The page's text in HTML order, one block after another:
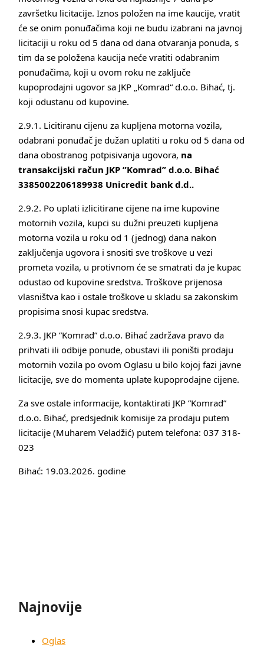
završetku licitacije. Iznos položen na ime kaucije, vratit
će se onim ponuđačima koji ne budu izabrani na javnoj
licitaciji u roku od 5 dana od dana otvaranja ponuda, s
tim da se položena kaucija neće vratiti odabranim
ponuđačima, koji u ovom roku ne zaključe
kupoprodajni ugovor sa JKP „Komrad“ d.o.o. Bihać, tj.
koji odustanu od kupovine.
2.9.1. Licitiranu cijenu za kupljena motorna vozila,
odabrani ponuđač je dužan uplatiti u roku od 5 dana od
dana obostranog potpisivanja ugovora, na
transakcijski račun JKP ”Komrad” d.o.o. Bihać
3385002206189938 Unicredit bank d.d..
2.9.2. Po uplati izlicitirane cijene na ime kupovine
motornih vozila, kupci su dužni preuzeti kupljena
motorna vozila u roku od 1 (jednog) dana nakon
zaključenja ugovora i snositi sve troškove u vezi
prometa vozila, u protivnom će se smatrati da je kupac
odustao od kupovine sredstva. Troškove prijenosa
vlasništva kao i ostale troškove u skladu sa zakonskim
propisima snosi kupac sredstva.
2.9.3. JKP ”Komrad” d.o.o. Bihać zadržava pravo da
prihvati ili odbije ponude, obustavi ili poništi prodaju
motornih vozila po ovom Oglasu u bilo kojoj fazi javne
licitacije, sve do momenta uplate kupoprodajne cijene.
Za sve ostale informacije, kontaktirati JKP ”Komrad”
d.o.o. Bihać, predsjednik komisije za prodaju putem
licitacije (Muharem Veladžić) putem telefona: 037 318-
023
Bihać: 19.03.2026. godine
Najnovije
Oglas